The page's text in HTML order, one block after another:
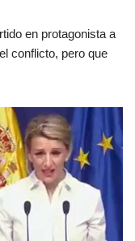
en protagonista a
conflicto, pero que